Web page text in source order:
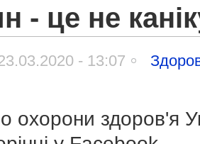
- це не
- 13:07
охорони здоров'я